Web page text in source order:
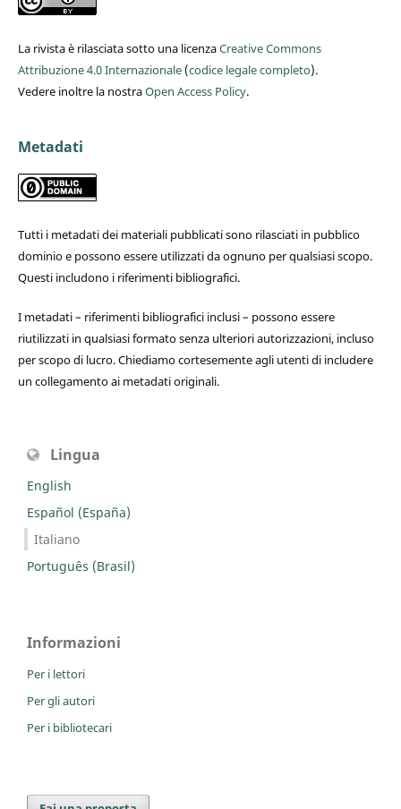
La rivista è rilasciata sotto una licenzaCreative Commons
Attribuzione 4.0 Internazionale(codice legale completo).
Vedere inoltre la nostraOpen Access Policy.
Metadati
Tutti i metadati dei materiali pubblicati sono rilasciati in pubblico
dominio e possono essere utilizzati da ognuno per qualsiasi scopo.
Questi includono i riferimenti bibliografici.
I metadati – riferimenti bibliografici inclusi – possono essere
riutilizzati in qualsiasi formato senza ulteriori autorizzazioni, incluso
per scopo di lucro. Chiediamo cortesemente agli utenti di includere
un collegamento ai metadati originali.
Lingua
English
Español (España)
Italiano
Português (Brasil)
Informazioni
Per i lettori
Per gli autori
Per i bibliotecari